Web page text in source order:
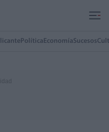
Política EconomíaSucesos